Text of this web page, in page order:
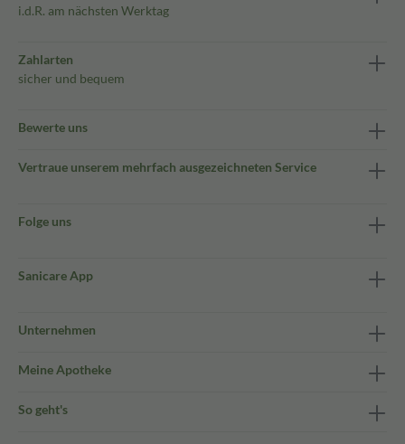
i.d.R. am nächsten Werktag
Zahlarten
sicher und bequem
Bewerte uns
Vertraue unserem mehrfach ausgezeichneten Service
Folge uns
Sanicare App
Unternehmen
Meine Apotheke
So geht's